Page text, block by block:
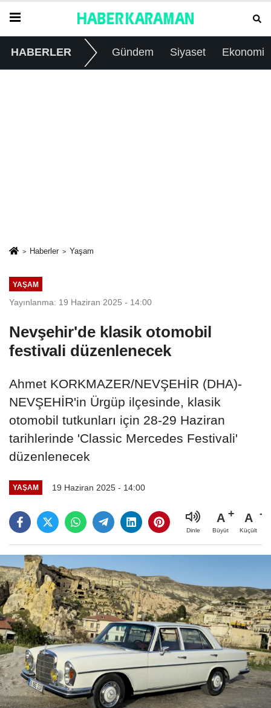
HABERLER Gündem Siyaset Ekonomi
Haberler Yaşam
YAŞAM
Yayınlanma: 19 Haziran 2025 - 14:00
Nevşehir'de klasik otomobil
festivali düzenlenecek
Ahmet KORKMAZER/NEVŞEHİR (DHA)-
NEVŞEHİR'in Ürgüp ilçesinde, klasik
otomobil tutkunları için 28-29 Haziran
tarihlerinde 'Classic Mercedes Festivali'
düzenlenecek
YAŞAM 19 Haziran 2025 - 14:00
Dinle
A
Büyüt
A
Küçült